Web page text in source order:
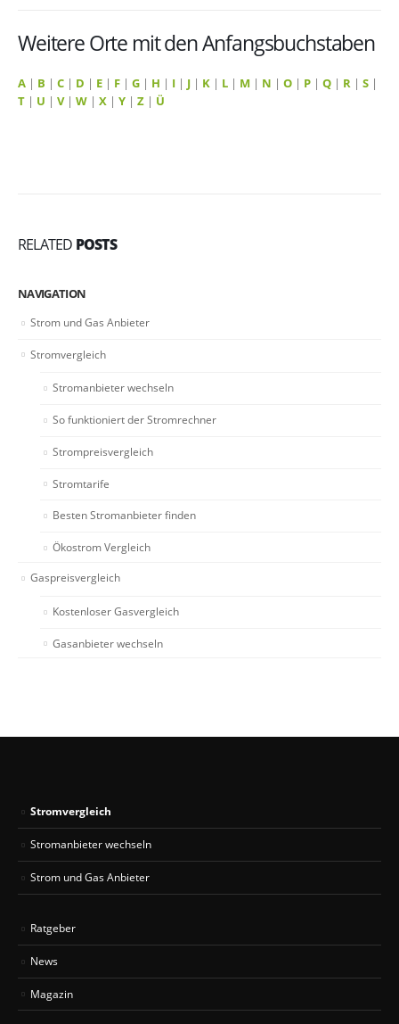
Weitere Orte mit den Anfangsbuchstaben
A | B | C | D | E | F | G | H | I | J | K | L | M | N | O | P | Q | R | S |
T | U | V| W | X | Y | Z | Ü
RELATED POSTS
NAVIGATION
Strom und Gas Anbieter
Stromvergleich
Stromanbieter wechseln
So funktioniert der Stromrechner
Strompreisvergleich
Stromtarife
Besten Stromanbieter finden
Ökostrom Vergleich
Gaspreisvergleich
Kostenloser Gasvergleich
Gasanbieter wechseln
Stromvergleich
Stromanbieter wechseln
Strom und Gas Anbieter
Ratgeber
News
Magazin